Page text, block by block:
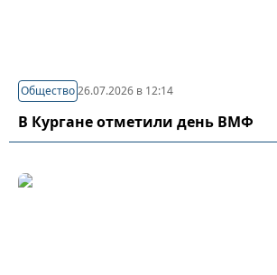
Общество26.07.2026 в 12:14
В Кургане отметили день ВМФ